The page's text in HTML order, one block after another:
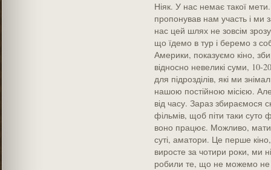
Ніяк. У нас немає такої
пропонував нам участь і ми
нас цей шлях не зовсім
що їдемо в тур і беремо з
Америки, показуємо кіно,
відносно невеликі суми, 10-
для підрозділів, які ми
нашою постійною місією.
від часу. Зараз збираємося
фільмів, щоб піти таки
воно працює. Можливо,
суті, аматори. Це перше
виросте за чотири роки, ми
робили те, що не можемо не